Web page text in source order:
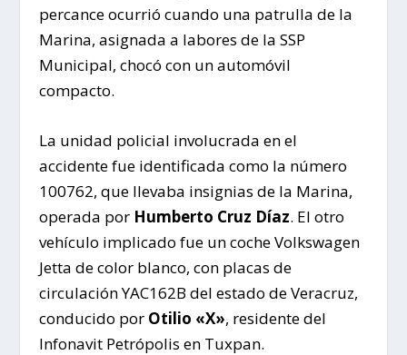
percance ocurrió cuando una patrulla de la
Marina, asignada a labores de la SSP
Municipal, chocó con un automóvil
compacto.
La unidad policial involucrada en el
accidente fue identificada como la número
100762, que llevaba insignias de la Marina,
operada por Humberto Cruz Díaz. El otro
vehículo implicado fue un coche Volkswagen
Jetta de color blanco, con placas de
circulación YAC162B del estado de Veracruz,
conducido por Otilio «X», residente del
Infonavit Petrópolis en Tuxpan.